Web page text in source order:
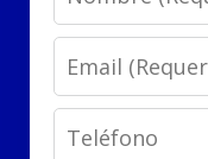
Email
Phone